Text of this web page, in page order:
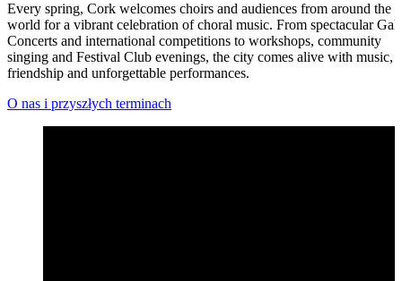
Every spring, Cork welcomes choirs and audiences from around the
world for a vibrant celebration of choral music. From spectacular
Concerts and international competitions to workshops, community
singing and Festival Club evenings, the city comes alive with music,
friendship and unforgettable performances.
O nas i przyszłych terminach